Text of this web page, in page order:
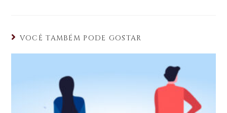
ts
A
e
b
o
k
te
r
e
dI
VOCÊ TAMBÉM PODE GOSTAR